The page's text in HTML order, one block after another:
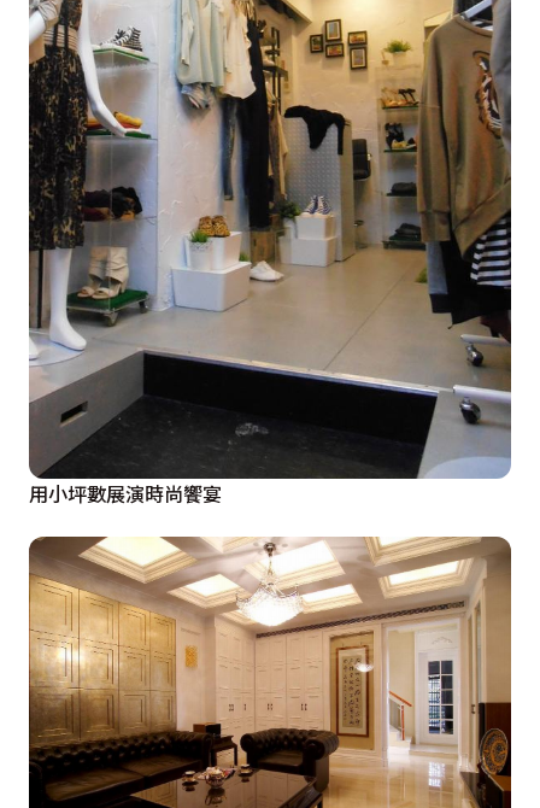
用小坪數展演時尚饗宴